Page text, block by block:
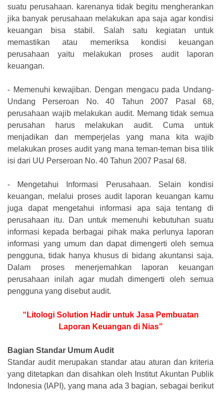
suatu perusahaan. karenanya tidak begitu mengherankan
jika banyak perusahaan melakukan apa saja agar kondisi
keuangan bisa stabil. Salah satu kegiatan untuk
memastikan atau memeriksa kondisi keuangan
perusahaan yaitu melakukan proses audit laporan
keuangan.
- Memenuhi kewajiban. Dengan mengacu pada Undang-
Undang Perseroan No. 40 Tahun 2007 Pasal 68,
perusahaan wajib melakukan audit. Memang tidak semua
perusahan harus melakukan audit. Cuma untuk
menjadikan dan memperjelas yang mana kita wajib
melakukan proses audit yang mana teman-teman bisa tilik
isi dari UU Perseroan No. 40 Tahun 2007 Pasal 68.
-
Mengetahui Informasi Perusahaan. Selain kondisi
keuangan, melalui proses audit laporan keuangan kamu
juga dapat mengetahui informasi apa saja tentang di
perusahaan itu. Dan untuk memenuhi kebutuhan suatu
informasi kepada berbagai pihak maka perlunya laporan
informasi yang umum dan dapat dimengerti oleh semua
pengguna, tidak hanya khusus di bidang akuntansi saja.
Dalam proses menerjemahkan laporan keuangan
perusahaan inilah agar mudah dimengerti oleh semua
pengguna yang disebut audit.
“Litologi Solution Hadir untuk Jasa Pembuatan
Laporan Keuangan di Nias”
Bagian Standar Umum Audit
Standar audit merupakan standar atau aturan dan kriteria
yang ditetapkan dan disahkan oleh Institut Akuntan Publik
Indonesia (IAPI), yang mana ada 3 bagian, sebagai berikut